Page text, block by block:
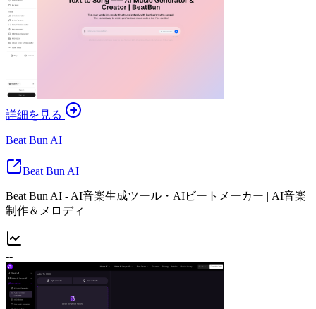
詳細を見る
Beat Bun AI
Beat Bun AI
Beat Bun AI - AI音楽生成ツール・AIビートメーカー | AI音楽
制作＆メロディ
--